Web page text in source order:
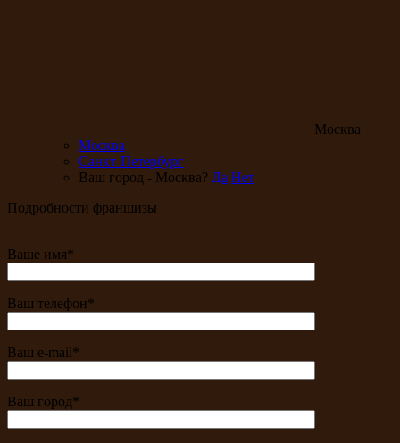
Москва
Москва
Санкт-Петербург
Ваш город - Москва? Да Нет
Подробности франшизы
Ваше имя*
Ваш телефон*
Ваш e-mail*
Ваш город*